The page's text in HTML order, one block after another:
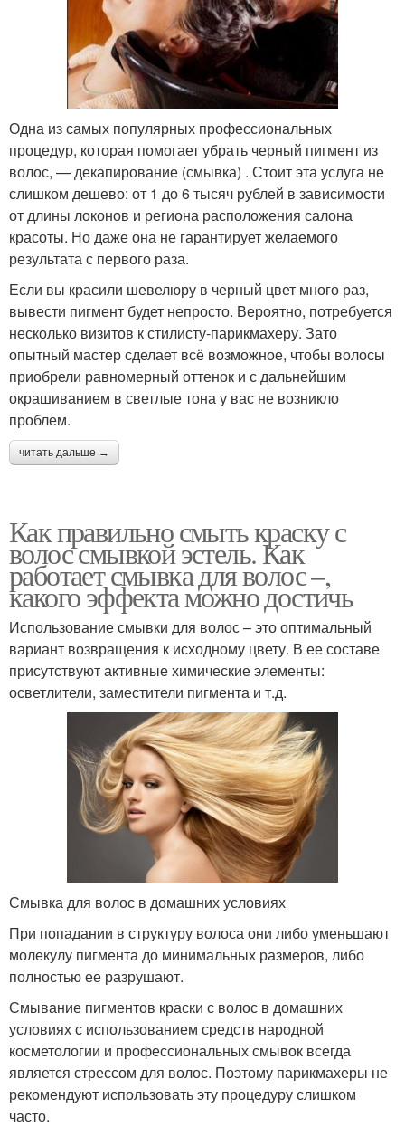
Одна из самых популярных профессиональных
процедур, которая помогает убрать черный пигмент из
волос, — декапирование (смывка) . Стоит эта услуга не
слишком дешево: от 1 до 6 тысяч рублей в зависимости
от длины локонов и региона расположения салона
красоты. Но даже она не гарантирует желаемого
результата с первого раза.
Если вы красили шевелюру в черный цвет много раз,
вывести пигмент будет непросто. Вероятно, потребуется
несколько визитов к стилисту-парикмахеру. Зато
опытный мастер сделает всё возможное, чтобы волосы
приобрели равномерный оттенок и с дальнейшим
окрашиванием в светлые тона у вас не возникло
проблем.
читать дальше →
Как правильно смыть краску с
волос смывкой эстель. Как
работает смывка для волос –,
какого эффекта можно достичь
Использование смывки для волос – это оптимальный
вариант возвращения к исходному цвету. В ее составе
присутствуют активные химические элементы:
осветлители, заместители пигмента и т.д.
Смывка для волос в домашних условиях
При попадании в структуру волоса они либо уменьшают
молекулу пигмента до минимальных размеров, либо
полностью ее разрушают.
Смывание пигментов краски с волос в домашних
условиях с использованием средств народной
косметологии и профессиональных смывок всегда
является стрессом для волос. Поэтому парикмахеры не
рекомендуют использовать эту процедуру слишком
часто.